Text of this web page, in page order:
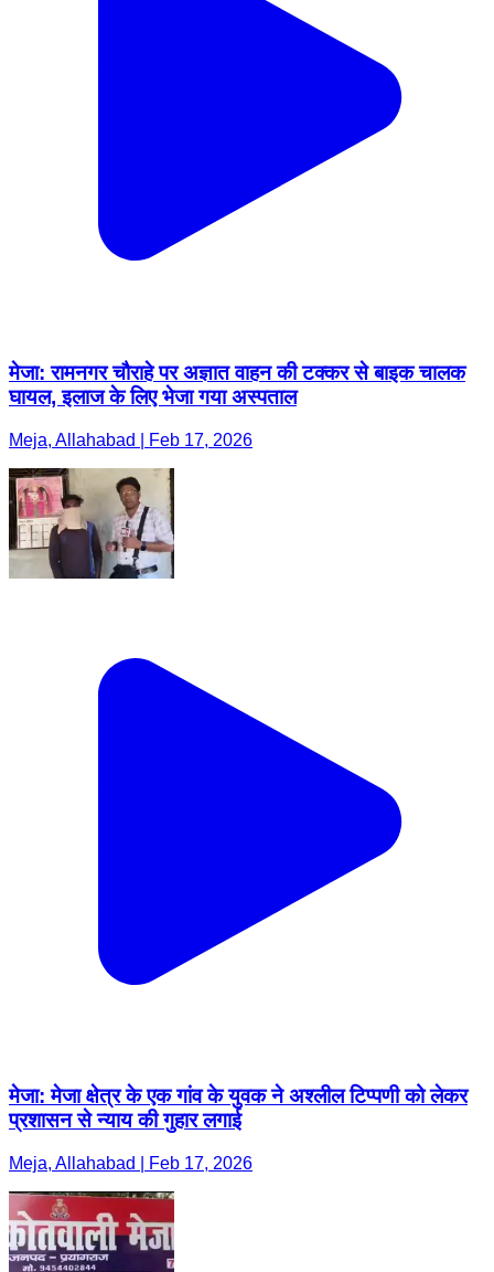
मेजा: रामनगर चौराहे पर अज्ञात वाहन की टक्कर से बाइक चालक
घायल, इलाज के लिए भेजा गया अस्पताल
Meja, Allahabad | Feb 17, 2026
मेजा: मेजा क्षेत्र के एक गांव के युवक ने अश्लील टिप्पणी को लेकर
प्रशासन से न्याय की गुहार लगाई
Meja, Allahabad | Feb 17, 2026